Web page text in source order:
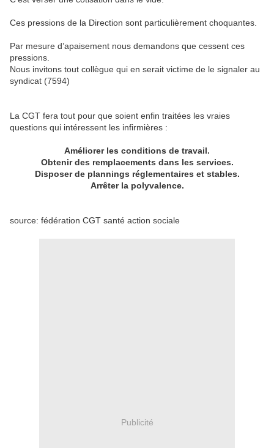
Ces pressions de la Direction sont particulièrement choquantes.
Par mesure d’apaisement nous demandons que cessent ces
pressions.
Nous invitons tout collègue qui en serait victime de le signaler au
syndicat (7594)
La CGT fera tout pour que soient enfin traitées les vraies
questions qui intéressent les infirmières :
Améliorer les conditions de travail.
Obtenir des remplacements dans les services.
Disposer de plannings réglementaires et stables.
Arrêter la polyvalence.
source: fédération CGT santé action sociale
Publicité